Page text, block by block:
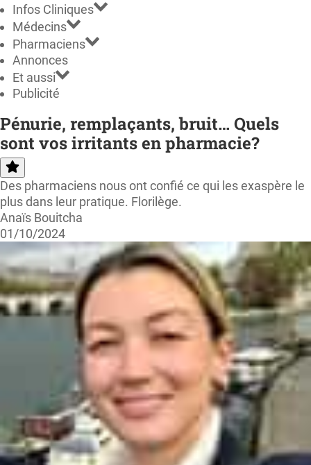
Infos Cliniques
Médecins
Pharmaciens
Annonces
Et aussi
Publicité
Pénurie, remplaçants, bruit… Quels
sont vos irritants en pharmacie?
Des pharmaciens nous ont confié ce qui les exaspère le
plus dans leur pratique. Florilège.
Anaïs Bouitcha
01/10/2024